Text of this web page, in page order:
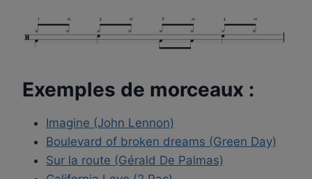
Exemples de morceaux :
Imagine (John Lennon)
Boulevard of broken dreams (Green Day)
Sur la route (Gérald De Palmas)